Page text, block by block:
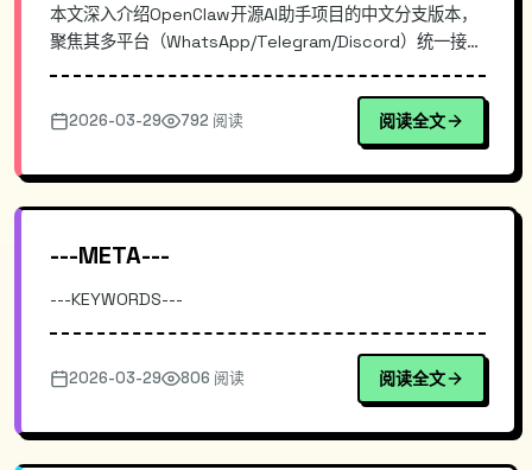
本文深入介绍OpenClaw开源AI助手项目的中文分支版本，
聚焦其多平台（WhatsApp/Telegram/Discord）统一接入
游的版本更新策略。通过实际部署案例展示从安装到配置的
全流程，帮助开发者快速搭建私有AI助手服务，摆脱单一平
台限制。适合需要管理多个社交渠道AI交互的技术团队和个
人开发者。
2026-03-29 792 阅读 阅读全文
---META---
---KEYWORDS---
2026-03-29 806 阅读 阅读全文